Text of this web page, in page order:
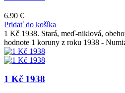
6.90 €
Pridať do košíka
1 Kč 1938. Stará, meď-niklová,
hodnote 1 koruny z roku 1938 -
1 Kč 1938